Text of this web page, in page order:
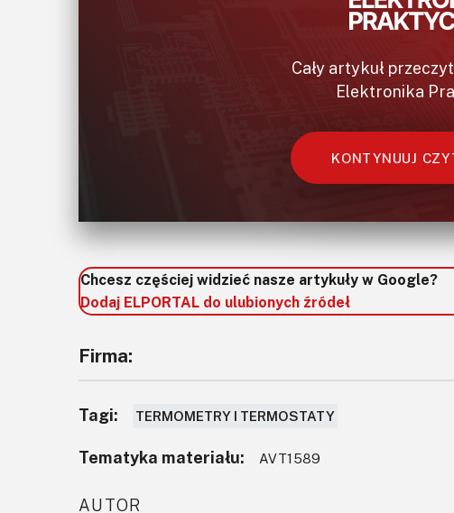
Cały artykuł
Elektronika
KONTYNUUJ
Chcesz częściej widzieć nasze artykuły w Google?
Dodaj ELPORTAL do ulubionych źródeł
Firma:
Tagi: TERMOMETRY I TERMOSTATY
Tematyka materiału: AVT1589
AUTOR